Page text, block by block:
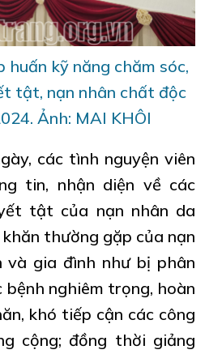
huấn kỹ năng chăm sóc,
tật, nạn nhân chất độc
Ảnh: MAI KHÔI
các tình nguyện viên
tin, nhận diện về các
tật của nạn nhân da
thường gặp của nạn
và gia đình như bị phân
nghiêm trọng, hoàn
khó tiếp cận các công
cộng; đồng thời giảng